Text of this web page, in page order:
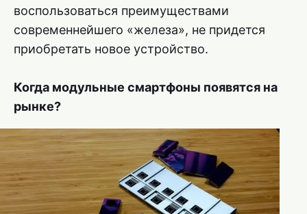
воспользоваться преимуществами
современнейшего «железа», не придется
приобретать новое устройство.
Когда модульные смартфоны появятся на
рынке?